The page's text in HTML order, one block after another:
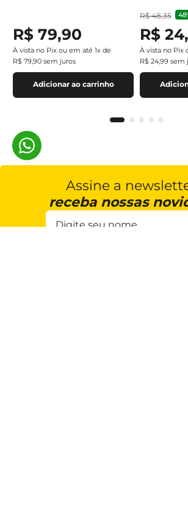
R$ 79,90
À vista no Pix ou em até 1x de
R$ 79,90 sem juros
Adicionar ao carrinho
R$ 48,35
R$ 24,
À vista no Pix
R$ 24,99 sem
Assine a
receba nossas